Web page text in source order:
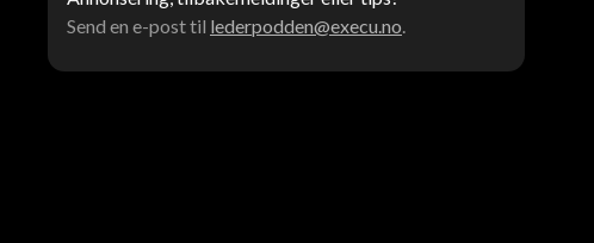
Send en e-post til lederpodden@execu.no